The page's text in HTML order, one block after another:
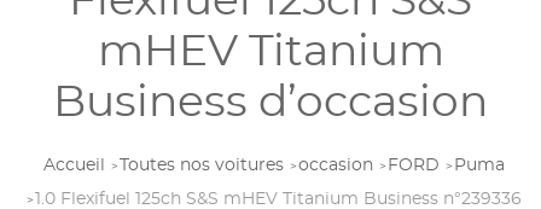
mHEV Titanium
Business d’occasion
Accueil Toutes nos voitures occasion FORD
Puma
1.0 Flexifuel 125ch S&S mHEV Titanium Business n°239336